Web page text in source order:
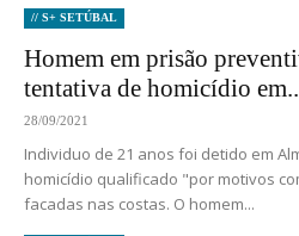
// S+ SETÚBAL
Homem em prisão
tentativa de homicídio
28/09/2021
Individuo de 21 anos foi detido em
homicídio qualificado "por motivos
facadas nas costas. O homem...